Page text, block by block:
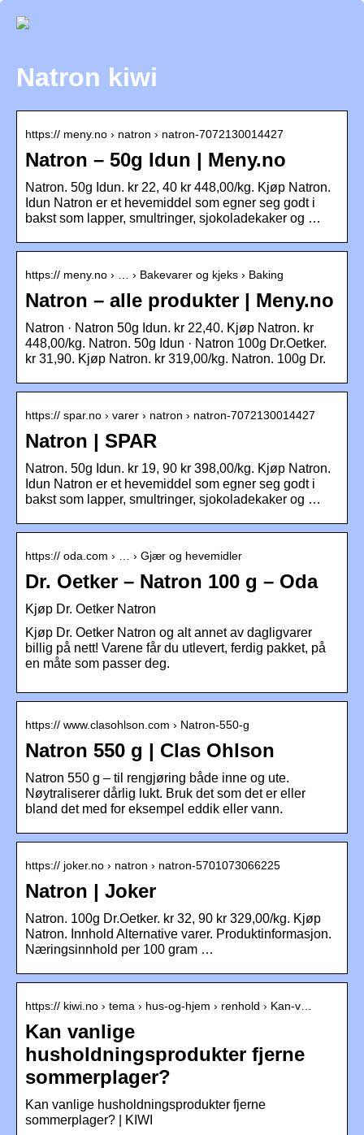
Natron kiwi
https:// meny.no › natron › natron-7072130014427
Natron – 50g Idun | Meny.no
Natron. 50g Idun. kr 22, 40 kr 448,00/kg. Kjøp Natron.
Idun Natron er et hevemiddel som egner seg godt i
bakst som lapper, smultringer, sjokoladekaker og …
https:// meny.no › … › Bakevarer og kjeks › Baking
Natron – alle produkter | Meny.no
Natron · Natron 50g Idun. kr 22,40. Kjøp Natron. kr
448,00/kg. Natron. 50g Idun · Natron 100g Dr.Oetker.
kr 31,90. Kjøp Natron. kr 319,00/kg. Natron. 100g Dr.
https:// spar.no › varer › natron › natron-7072130014427
Natron | SPAR
Natron. 50g Idun. kr 19, 90 kr 398,00/kg. Kjøp Natron.
Idun Natron er et hevemiddel som egner seg godt i
bakst som lapper, smultringer, sjokoladekaker og …
https:// oda.com › … › Gjær og hevemidler
Dr. Oetker – Natron 100 g – Oda
Kjøp Dr. Oetker Natron
Kjøp Dr. Oetker Natron og alt annet av dagligvarer
billig på nett! Varene får du utlevert, ferdig pakket, på
en måte som passer deg.
https:// www.clasohlson.com › Natron-550-g
Natron 550 g | Clas Ohlson
Natron 550 g – til rengjøring både inne og ute.
Nøytraliserer dårlig lukt. Bruk det som det er eller
bland det med for eksempel eddik eller vann.
https:// joker.no › natron › natron-5701073066225
Natron | Joker
Natron. 100g Dr.Oetker. kr 32, 90 kr 329,00/kg. Kjøp
Natron. Innhold Alternative varer. Produktinformasjon.
Næringsinnhold per 100 gram …
https:// kiwi.no › tema › hus-og-hjem › renhold › Kan-v…
Kan vanlige
husholdningsprodukter fjerne
sommerplager?
Kan vanlige husholdningsprodukter fjerne
sommerplager? | KIWI